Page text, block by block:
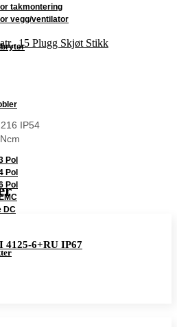
takmontering
vegg/ventilator
Pol
Pol
Pol
DC
,15 Plugg Skjøt Stikk
IP54
4125-6+RU IP67